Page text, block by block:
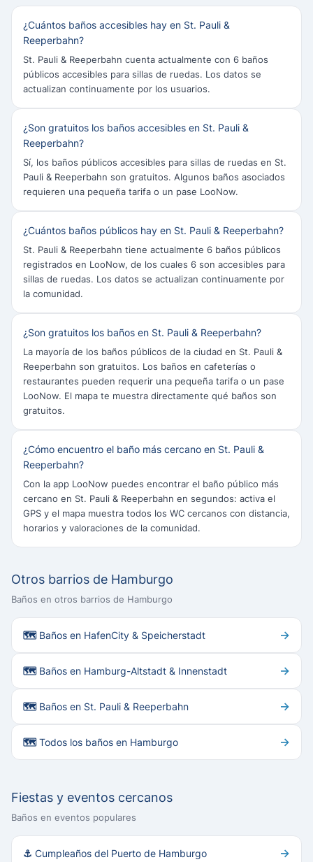
¿Cuántos baños accesibles hay en St. Pauli &
Reeperbahn?
St. Pauli & Reeperbahn cuenta actualmente con 6 baños
públicos accesibles para sillas de ruedas. Los datos se
actualizan continuamente por los usuarios.
¿Son gratuitos los baños accesibles en St. Pauli &
Reeperbahn?
Sí, los baños públicos accesibles para sillas de ruedas en St.
Pauli & Reeperbahn son gratuitos. Algunos baños asociados
requieren una pequeña tarifa o un pase LooNow.
¿Cuántos baños públicos hay en St. Pauli & Reeperbahn?
St. Pauli & Reeperbahn tiene actualmente 6 baños públicos
registrados en LooNow, de los cuales 6 son accesibles para
sillas de ruedas. Los datos se actualizan continuamente por
la comunidad.
¿Son gratuitos los baños en St. Pauli & Reeperbahn?
La mayoría de los baños públicos de la ciudad en St. Pauli &
Reeperbahn son gratuitos. Los baños en cafeterías o
restaurantes pueden requerir una pequeña tarifa o un pase
LooNow. El mapa te muestra directamente qué baños son
gratuitos.
¿Cómo encuentro el baño más cercano en St. Pauli &
Reeperbahn?
Con la app LooNow puedes encontrar el baño público más
cercano en St. Pauli & Reeperbahn en segundos: activa el
GPS y el mapa muestra todos los WC cercanos con distancia,
horarios y valoraciones de la comunidad.
Otros barrios de Hamburgo
Baños en otros barrios de Hamburgo
🗺 Baños en HafenCity & Speicherstadt →
🗺 Baños en Hamburg-Altstadt & Innenstadt →
🗺 Baños en St. Pauli & Reeperbahn →
🗺 Todos los baños en Hamburgo →
Fiestas y eventos cercanos
Baños en eventos populares
⚓ Cumpleaños del Puerto de Hamburgo →